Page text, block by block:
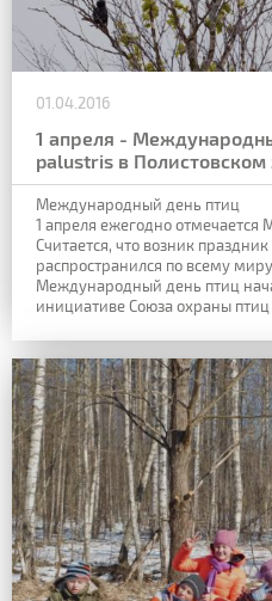
01.04.2016
1 апреля -
palustris в Полистовском
Международный день птиц
1 апреля ежегодно
Считается, что возник
распространился по всему
Международный день птиц
инициативе Союза охраны